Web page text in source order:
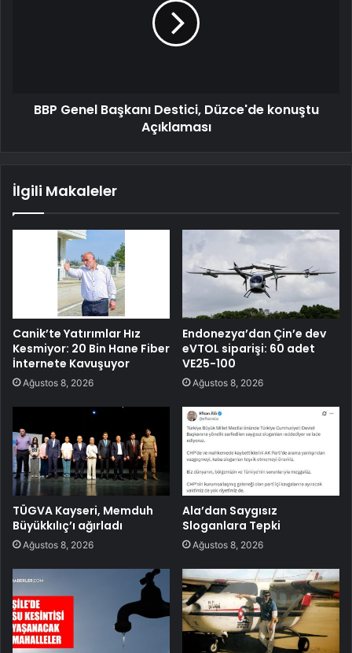
BBP Genel Başkanı Destici, Düzce'de konuştu
Açıklaması
İlgili Makaleler
Canik’te Yatırımlar Hız
Kesmiyor: 20 Bin Hane Fiber
İnternete Kavuşuyor
Ağustos 8, 2026
Endonezya’dan Çin’e dev
eVTOL siparişi: 60 adet
VE25-100
Ağustos 8, 2026
TÜGVA Kayseri, Memduh
Büyükkılıç’ı ağırladı
Ağustos 8, 2026
Ala’dan Saygısız
Sloganlara Tepki
Ağustos 8, 2026